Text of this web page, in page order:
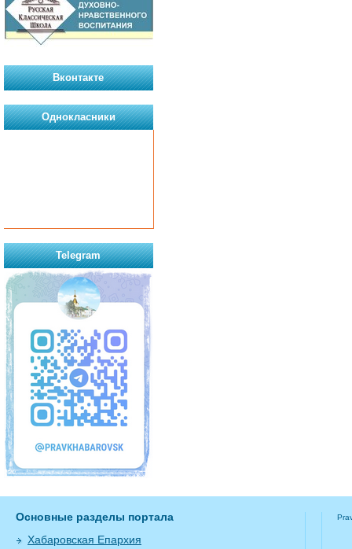
Вконтакте
Однокласники
Telegram
Основные разделы портала
Хабаровская Епархия